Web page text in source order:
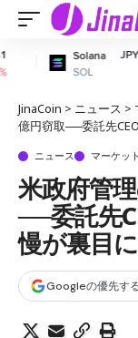
JPY-¥ 11,614.62
-0.64%
JinaCoin > ニュース >
億円窃取──委託先
ニュース マーケッ
米政府管
──委託先
慢が裏目に
Googleの優先す